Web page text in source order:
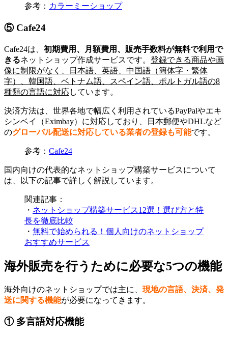
参考： カラーミーショップ
⑤ Cafe24
Cafe24は、 初期費用、月額費用、 販売手数料が無料で利用で
きるネットショップ作成サービスです。 登録できる商品や画
像に制限がなく、
日本語、英語、中国語（簡体字・繁体
字）、韓国語、ベトナム語、スペイン語、ポルトガル語の8
種類の言語に対応しています。
決済方法は、世界各地で幅広く利用されているPayPalやエキ
シンベイ（Eximbay）に対応しており、日本郵便やDHLなど
のグローバル配送に対応している業者の登録も可能です。
参考： Cafe24
国内向けの代表的なネットショップ構築サービスについて
は、以下の記事で詳しく解説しています。
関連記事：
・ ネットショップ構築サービス12選！選び方と特
長を徹底比較
・ 無料で始められる！個人向けのネットショップ
おすすめサービス
海外販売を行うために必要な5つの機能
海外向けのネットショップでは主に、 現地の言語、決済、発
送に関する機能が必要になってきます。
① 多言語対応機能